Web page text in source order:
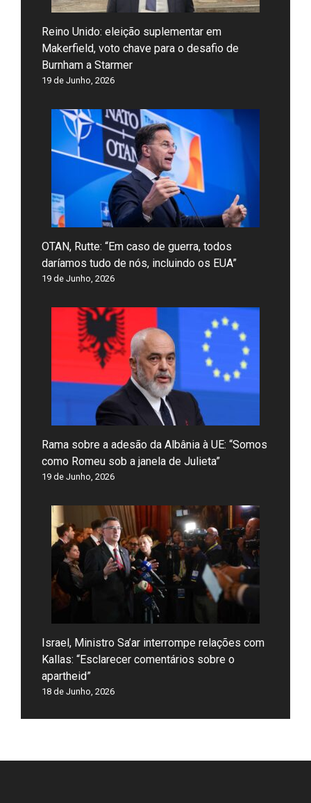
Reino Unido: eleição suplementar em
Makerfield, voto chave para o desafio de
Burnham a Starmer
19 de Junho, 2026
OTAN, Rutte: “Em caso de guerra, todos
daríamos tudo de nós, incluindo os EUA”
19 de Junho, 2026
Rama sobre a adesão da Albânia à UE: “Somos
como Romeu sob a janela de Julieta”
19 de Junho, 2026
Israel, Ministro Sa’ar interrompe relações com
Kallas: “Esclarecer comentários sobre o
apartheid”
18 de Junho, 2026